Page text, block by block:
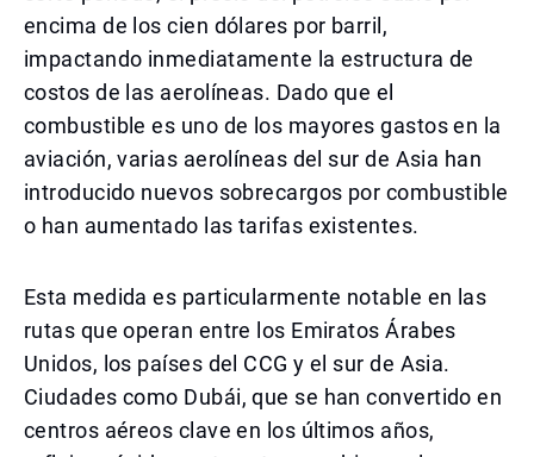
encima de los cien dólares por barril,
impactando inmediatamente la estructura de
costos de las aerolíneas. Dado que el
combustible es uno de los mayores gastos en la
aviación, varias aerolíneas del sur de Asia han
introducido nuevos sobrecargos por combustible
o han aumentado las tarifas existentes.
Esta medida es particularmente notable en las
rutas que operan entre los Emiratos Árabes
Unidos, los países del CCG y el sur de Asia.
Ciudades como Dubái, que se han convertido en
centros aéreos clave en los últimos años,